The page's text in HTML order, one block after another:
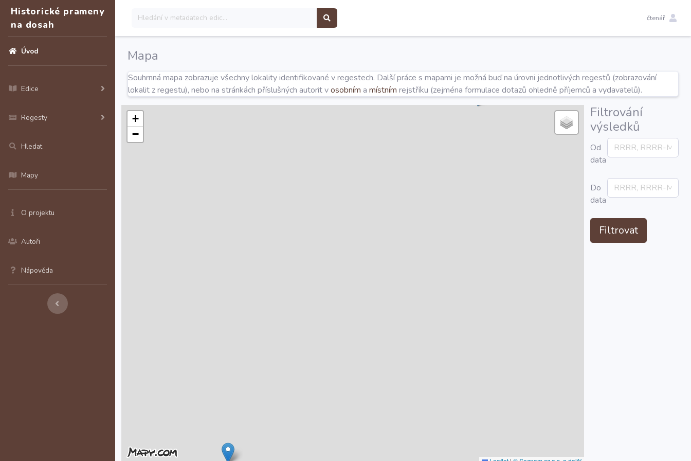
Historické prameny
na dosah
Úvod
Edice
Regesty
Hledat
Mapy
O projektu
Autoři
Nápověda
čtenář
Mapa
Souhrnná mapa zobrazuje všechny lokality identifikované v regestech. Další práce s mapami je možná buď na úrovni jednotlivých regestů (zobrazování
lokalit z regestu), nebo na stránkách příslušných autorit vosobním a místním rejstříku (zejména formulace dotazů ohledně příjemců a vydavatelů).
+
−
Filtrování
výsledků
Od
data
Do
data
Filtrovat